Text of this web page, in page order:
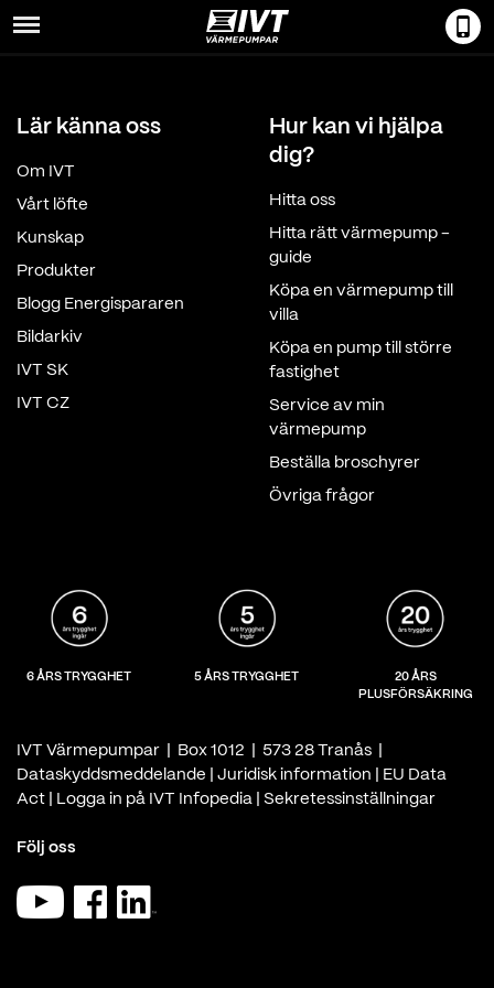
Lär känna oss
Om IVT
Vårt löfte
Kunskap
Produkter
Blogg Energispararen
Bildarkiv
IVT SK
IVT CZ
Hur kan vi hjälpa
dig?
Hitta oss
Hitta rätt värmepump -
guide
Köpa en värmepump till
villa
Köpa en pump till större
fastighet
Service av min
värmepump
Beställa broschyrer
Övriga frågor
6 ÅRS TRYGGHET 5 ÅRS TRYGGHET
20 ÅRS
PLUSFÖRSÄKRING
IVT Värmepumpar | Box 1012 | 573 28 Tranås |
Dataskyddsmeddelande
Juridisk information
EU Data
Act
Logga in på IVT Infopedia Sekretessinställningar
Följ oss